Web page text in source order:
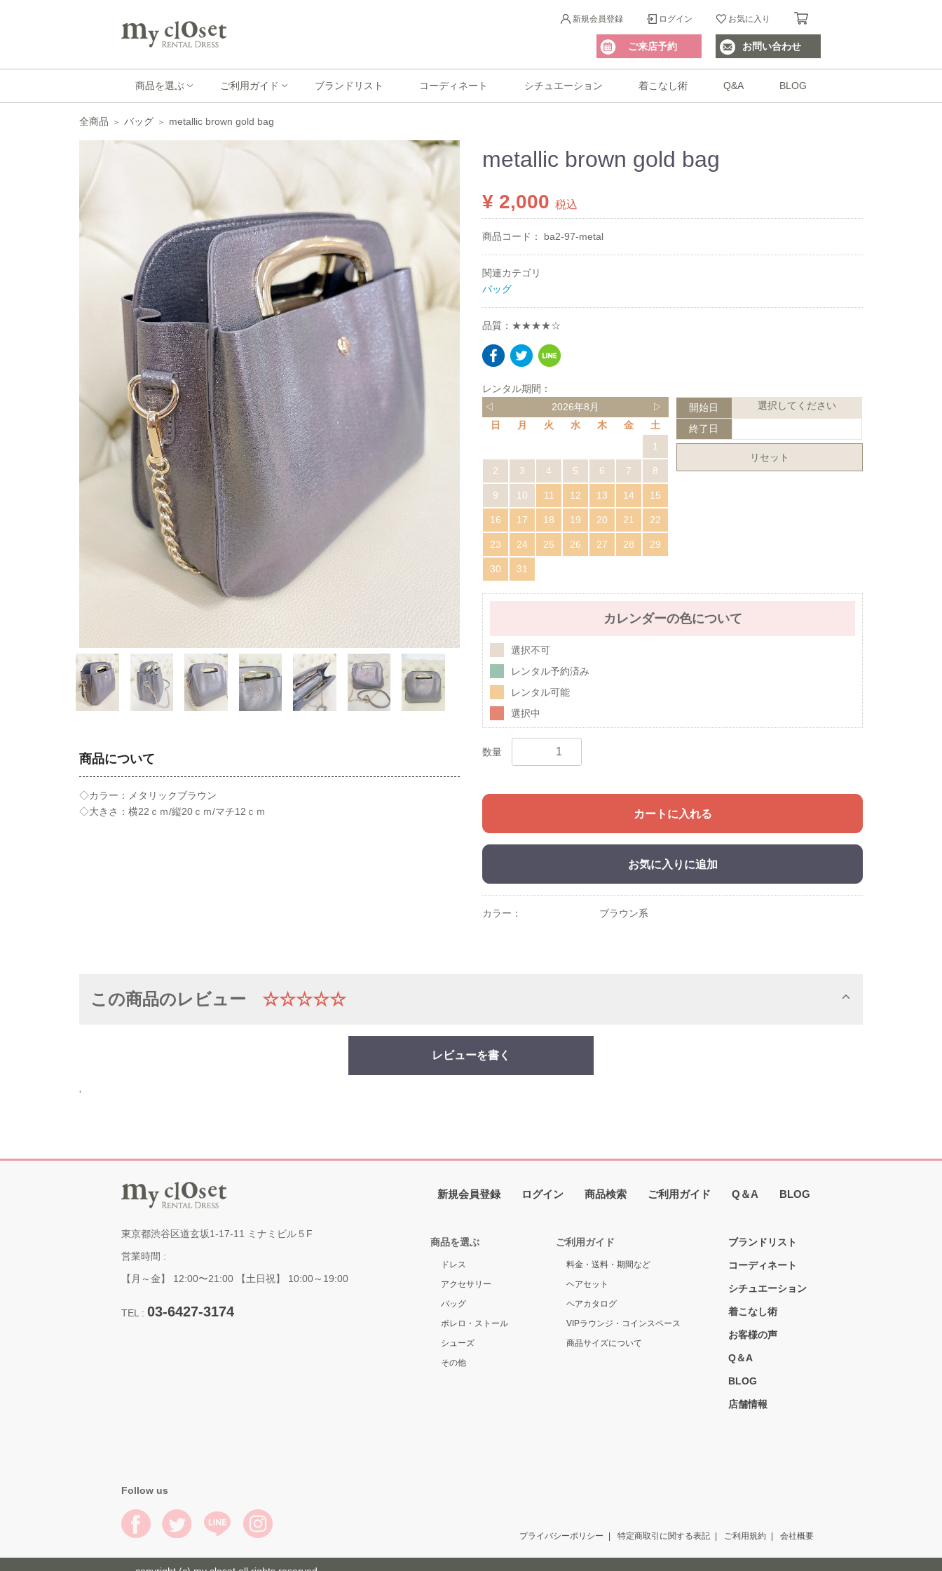
新規会員登録 ログイン お気に入り
ご来店予約 お問い合わせ
商品を選ぶ ご利用ガイド ブランドリスト コーディネート シチュエーション 着こなし術 Q&A BLOG
全商品 バッグ metallic brown gold bag
商品について
◇カラー：メタリックブラウン
◇大きさ：横22ｃｍ/縦20ｃｍ/マチ12ｃｍ
metallic brown gold bag
¥ 2,000 税込
商品コード： ba2-97-metal
関連カテゴリ
バッグ
品質：★★★★☆
レンタル期間：
◁
2026年8月
▷
日
月 火 水 木 金
土
1
2 3 4 5 6 7 8
9 10 11 12 13 14 15
16 17 18 19 20 21 22
23 24 25 26 27 28 29
30 31
開始日 選択してください
終了日
リセット
カレンダーの色について
選択不可
レンタル予約済み
レンタル可能
選択中
数量
カートに入れる
お気に入りに追加
カラー： ブラウン系
この商品のレビュー ☆☆☆☆☆
レビューを書く
'
東京都渋谷区道玄坂1-17-11 ミナミビル５F
営業時間 :
【月～金】 12:00〜21:00 【土日祝】 10:00～19:00
TEL : 03-6427-3174
新規会員登録 ログイン 商品検索 ご利用ガイド Q＆A BLOG
商品を選ぶ
ドレス
アクセサリー
バッグ
ボレロ・ストール
シューズ
その他
ご利用ガイド
料金・送料・期間など
ヘアセット
ヘアカタログ
VIPラウンジ・コインスペース
商品サイズについて
ブランドリスト
コーディネート
シチュエーション
着こなし術
お客様の声
Q＆A
BLOG
店舗情報
Follow us
プライバシーポリシー 特定商取引に関する表記 ご利用規約 会社概要